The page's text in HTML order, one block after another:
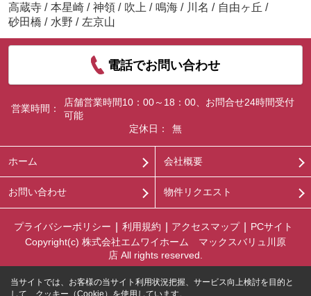
高蔵寺 / 本星崎 / 神領 / 吹上 / 鳴海 / 川名 / 自由ヶ丘 /
砂田橋 / 水野 / 左京山
電話でお問い合わせ
営業時間：
店舗営業時間10：00～18：00、お問合せ24時間受付
可能
定休日：
無
ホーム 会社概要
お問い合わせ 物件リクエスト
プライバシーポリシー 利用規約 アクセスマップ
PCサイト
Copyright(c) 株式会社エムワイホーム マックスバリュ川原
店 All rights reserved.
当サイトでは、お客様の当サイト利用状況把握、サービス向上検討を目的と
して、クッキー（Cookie）を使用しています。